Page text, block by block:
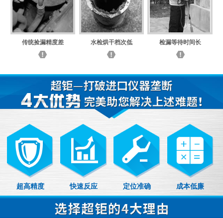
传统捡漏精度差 水检烘干档次低 检漏等待时间长
超高精度 快速反应 定位准确 成本低廉